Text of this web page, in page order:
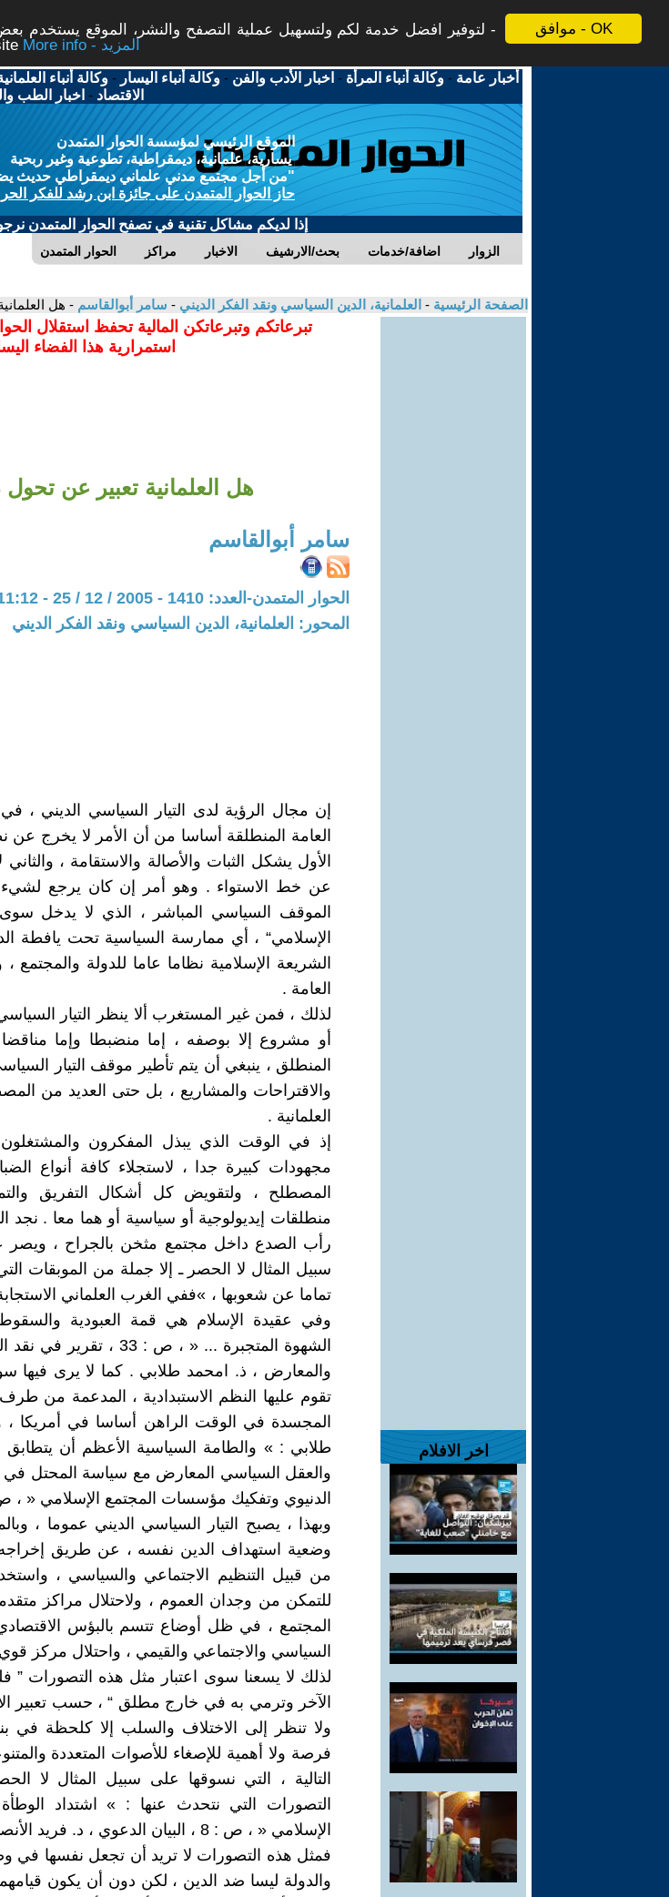
موافق - OK
لتوفير افضل خدمة لكم ولتسهيل عملية التصفح والنشر، الموقع يستخدم
More info - المزيد
أخبار عامة -وكالة أنباء المرأة - اخبار الأدب والفن -وكالة أنباء اليسار -وكالة أنباء
الاقتصاد - اخبار الطب
الموقع الرئيسي لمؤسسة الحوار المتمدن
يسارية، علمانية، ديمقراطية، تطوعية وغير ربحية
"من أجل مجتمع مدني علماني ديمقراطي حديث يضمن
حاز الحوار المتمدن على جائزة ابن رشد للفكر الحر
إذا لديكم مشاكل تقنية في تصفح الحوار المتمدن نرجو
الحوار المتمدن مراكز الاخبار بحث/الارشيف اضافة/خدمات الزوار
الصفحة الرئيسية - العلمانية، الدين السياسي ونقد الفكر الديني - سامر أبوالقاسم - هل
اخر الافلام
تبرعاتكم وتبرعاتكن المالية تحفظ استقلال
استمرارية هذا الفضاء
هل العلمانية تعبير عن
سامر أبوالقاسم
الحوار المتمدن-العدد: 1410 - 2005 / 12 / 25 - 11:12
المحور: العلمانية، الدين السياسي ونقد الفكر الديني
إن مجال الرؤية لدى التيار السياسي الديني ،
العامة المنطلقة أساسا من أن الأمر لا يخرج عن
الأول يشكل الثبات والأصالة والاستقامة ،
عن خط الاستواء . وهو أمر إن كان يرجع لشيء
الموقف السياسي المباشر ، الذي لا يدخل
الإسلامي“ ، أي ممارسة السياسية تحت يافطة
الشريعة الإسلامية نظاما عاما للدولة والمجتمع
العامة .
لذلك ، فمن غير المستغرب ألا ينظر التيار
أو مشروع إلا بوصفه ، إما منضبطا وإما
المنطلق ، ينبغي أن يتم تأطير موقف التيار
والاقتراحات والمشاريع ، بل حتى العديد من
العلمانية .
إذ في الوقت الذي يبذل المفكرون
مجهودات كبيرة جدا ، لاستجلاء كافة أنواع
المصطلح ، ولتقويض كل أشكال التفريق
منطلقات إيديولوجية أو سياسية أو هما معا . نجد
رأب الصدع داخل مجتمع مثخن بالجراح ، ويصر
سبيل المثال لا الحصر ـ إلا جملة من الموبقات
تماما عن شعوبها ، »ففي الغرب العلماني
وفي عقيدة الإسلام هي قمة العبودية
الشهوة المتجبرة ... « ، ص
والمعارض ، ذ. امحمد طلابي . كما لا يرى فيها
تقوم عليها النظم الاستبدادية ، المدعمة من طرف
المجسدة في الوقت الراهن أساسا في أمريكا
طلابي : » والطامة السياسية الأعظم أن
والعقل السياسي المعارض مع سياسة المحتل في
الدنيوي وتفكيك مؤسسات المجتمع الإسلامي « ، ص : 18 ، نفس المرجع
وبهذا ، يصبح التيار السياسي الديني عموما
وضعية استهداف الدين نفسه ، عن طريق
من قبيل التنظيم الاجتماعي والسياسي ،
للتمكن من وجدان العموم ، ولاحتلال مراكز
المجتمع ، في ظل أوضاع تتسم بالبؤس
السياسي والاجتماعي والقيمي ، واحتلال مركز
لذلك لا يسعنا سوى اعتبار مثل هذه التصورات
الآخر وترمي به في خارج مطلق “ ، حسب تعبير
ولا تنظر إلى الاختلاف والسلب إلا كلحظة في
فرصة ولا أهمية للإصغاء للأصوات المتعددة
التالية ، التي نسوقها على سبيل المثال لا
التصورات التي نتحدث عنها : » اشتداد
الإسلامي « ، ص : 8 ، البيان الدعوي ، د. فريد الأنصاري .
فمثل هذه التصورات لا تريد أن تجعل نفسها في
والدولة ليسا ضد الدين ، لكن دون أن يكون